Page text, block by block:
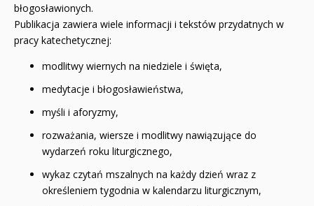
błogosławionych.
Publikacja zawiera wiele informacji i tekstów przydatnych w
pracy katechetycznej:
modlitwy wiernych na niedziele i święta,
medytacje i błogosławieństwa,
myśli i aforyzmy,
rozważania, wiersze i modlitwy nawiązujące do
wydarzeń roku liturgicznego,
wykaz czytań mszalnych na każdy dzień wraz z
określeniem tygodnia w kalendarzu liturgicznym,